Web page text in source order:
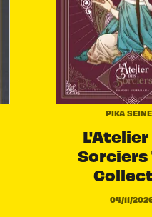
PIKA
L'Atelier
Sorciers
04/11/